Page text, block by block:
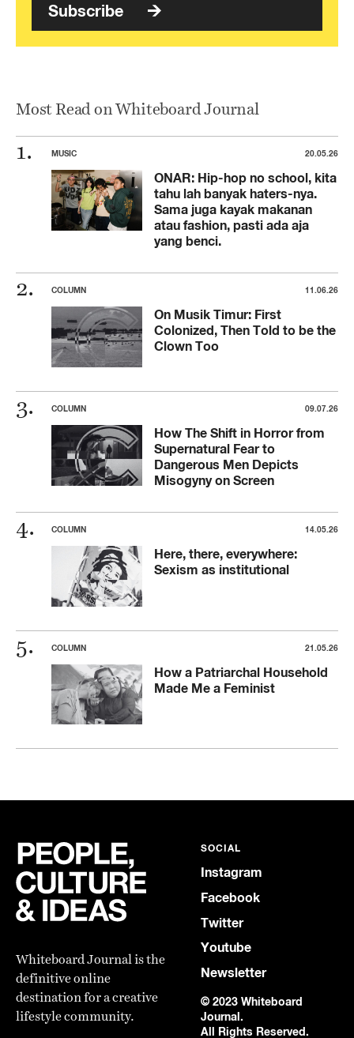
Subscribe
Most Read on Whiteboard Journal
MUSIC 20.05.26
ONAR: Hip-hop no school, kita
tahu lah banyak haters-nya.
Sama juga kayak makanan
atau fashion, pasti ada aja
yang benci.
COLUMN 11.06.26
On Musik Timur: First
Colonized, Then Told to be the
Clown Too
COLUMN 09.07.26
How The Shift in Horror from
Supernatural Fear to
Dangerous Men Depicts
Misogyny on Screen
COLUMN 14.05.26
Here, there, everywhere:
Sexism as institutional
COLUMN 21.05.26
How a Patriarchal Household
Made Me a Feminist
Whiteboard Journal is the
definitive online
destination for a creative
lifestyle community.
SOCIAL
Instagram
Facebook
Twitter
Youtube
Newsletter
© 2023 Whiteboard
Journal.
All Rights Reserved.